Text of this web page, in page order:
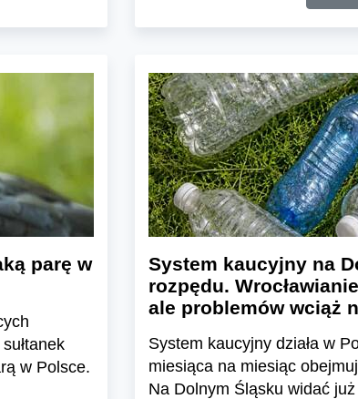
parę w
w Polsce.
System kaucyjny na
rozpędu.
ale problemów wciąż
System kaucyjny działa w
miesiąca na miesiąc
Na Dolnym Śląsku widać